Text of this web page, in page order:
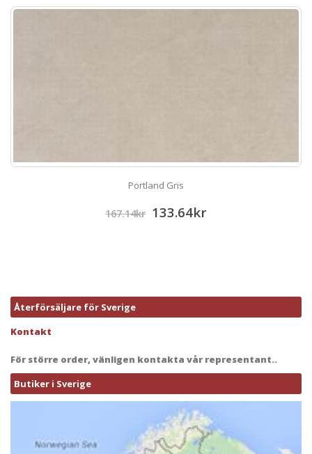
Portland Gris
167.14kr 133.64kr
Återförsäljare för Sverige
Kontakt
För större order, vänligen kontakta vår representant..
Butiker i Sverige